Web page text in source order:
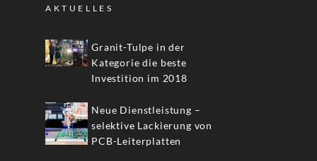
AKTUELLES
Granit-Tulpe in der
Kategorie die beste
Investition im 2018
Neue Dienstleistung –
selektive Lackierung von
PCB-Leiterplatten